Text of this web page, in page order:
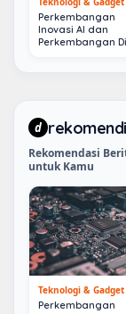
Perkembangan
Inovasi AI dan
Perkembangan
d
Rekomendasi
untuk Kamu
Teknologi & Gadget
Perkembangan